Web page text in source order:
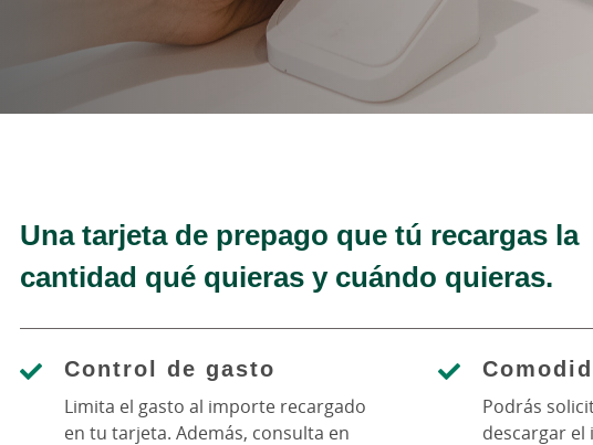
Una tarjeta de prepago que tú recargas la
cantidad qué quieras y cuándo quieras.
Control de gasto
Limita el gasto al importe recargado
en tu tarjeta. Además, consulta en
Podrás
descargar el